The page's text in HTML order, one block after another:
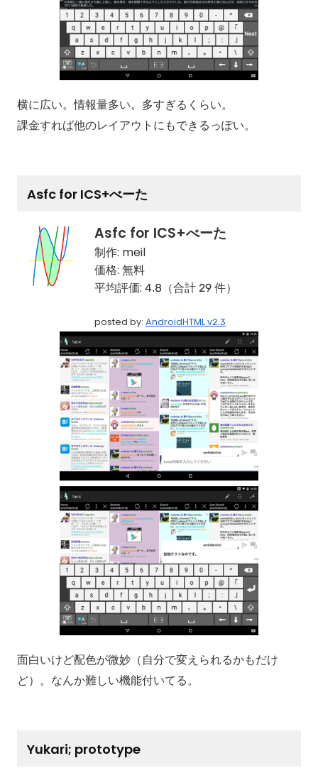
横に広い。情報量多い。多すぎるくらい。
課金すれば他のレイアウトにもできるっぽい。
Asfc for ICS+べーた
Asfc for ICS+べーた
制作: meil
価格: 無料
平均評価: 4.8（合計 29 件）
posted by: AndroidHTML v2.3
面白いけど配色が微妙（自分で変えられるかもだけ
ど）。なんか難しい機能付いてる。
Yukari; prototype